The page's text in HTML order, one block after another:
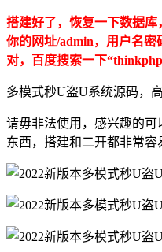
搭建好了，恢复一下数据
你的网址/admin，用户名密
对，百度搜索一下
多模式秒U盗U系统源码，
请毋非法使用，感兴趣的可
东西，搭建和二开都非常容